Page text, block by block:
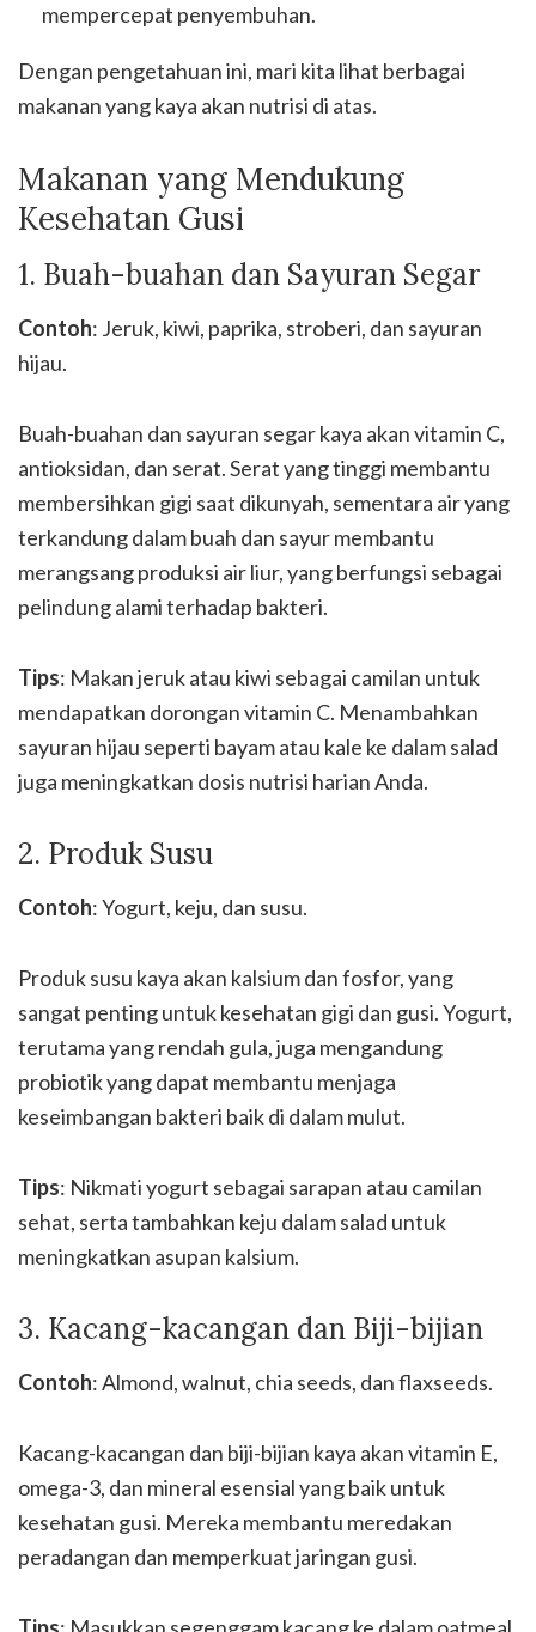
mempercepat penyembuhan.
Dengan pengetahuan ini, mari kita lihat berbagai
makanan yang kaya akan nutrisi di atas.
Makanan yang Mendukung
Kesehatan Gusi
1. Buah-buahan dan Sayuran Segar
Contoh: Jeruk, kiwi, paprika, stroberi, dan sayuran
hijau.
Buah-buahan dan sayuran segar kaya akan vitamin C,
antioksidan, dan serat. Serat yang tinggi membantu
membersihkan gigi saat dikunyah, sementara air yang
terkandung dalam buah dan sayur membantu
merangsang produksi air liur, yang berfungsi sebagai
pelindung alami terhadap bakteri.
Tips: Makan jeruk atau kiwi sebagai camilan untuk
mendapatkan dorongan vitamin C. Menambahkan
sayuran hijau seperti bayam atau kale ke dalam salad
juga meningkatkan dosis nutrisi harian Anda.
2. Produk Susu
Contoh: Yogurt, keju, dan susu.
Produk susu kaya akan kalsium dan fosfor, yang
sangat penting untuk kesehatan gigi dan gusi. Yogurt,
terutama yang rendah gula, juga mengandung
probiotik yang dapat membantu menjaga
keseimbangan bakteri baik di dalam mulut.
Tips: Nikmati yogurt sebagai sarapan atau camilan
sehat, serta tambahkan keju dalam salad untuk
meningkatkan asupan kalsium.
3. Kacang-kacangan dan Biji-bijian
Contoh: Almond, walnut, chia seeds, dan flaxseeds.
Kacang-kacangan dan biji-bijian kaya akan vitamin E,
omega-3, dan mineral esensial yang baik untuk
kesehatan gusi. Mereka membantu meredakan
peradangan dan memperkuat jaringan gusi.